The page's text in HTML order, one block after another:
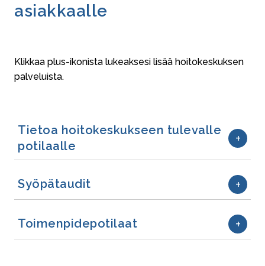
asiakkaalle
Klikkaa plus-ikonista lukeaksesi lisää hoitokeskuksen
palveluista.
Tietoa hoitokeskukseen tulevalle
potilaalle
Syöpätaudit
Toimenpidepotilaat